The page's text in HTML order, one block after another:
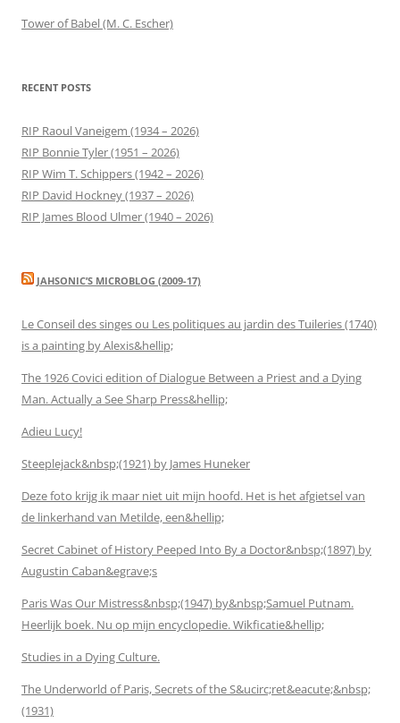
Tower of Babel (M. C. Escher)
RECENT POSTS
RIP Raoul Vaneigem (1934 – 2026)
RIP Bonnie Tyler (1951 – 2026)
RIP Wim T. Schippers (1942 – 2026)
RIP David Hockney (1937 – 2026)
RIP James Blood Ulmer (1940 – 2026)
JAHSONIC’S MICROBLOG (2009-17)
Le Conseil des singes ou Les politiques au jardin des Tuileries (1740)
is a painting by Alexis&hellip;
The 1926 Covici edition of Dialogue Between a Priest and a Dying
Man. Actually a See Sharp Press&hellip;
Adieu Lucy!
Steeplejack&nbsp;(1921) by James Huneker
Deze foto krijg ik maar niet uit mijn hoofd. Het is het afgietsel van
de linkerhand van Metilde, een&hellip;
Secret Cabinet of History Peeped Into By a Doctor&nbsp;(1897) by
Augustin Caban&egrave;s
Paris Was Our Mistress&nbsp;(1947) by&nbsp;Samuel Putnam.
Heerlijk boek. Nu op mijn encyclopedie. Wikficatie&hellip;
Studies in a Dying Culture.
The Underworld of Paris, Secrets of the S&ucirc;ret&eacute;&nbsp;
(1931)